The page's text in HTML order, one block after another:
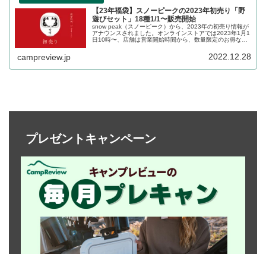
【23年福袋】スノーピークの2023年初売り「野
遊びセット」18種1/1〜販売開始
snow peak（スノーピーク）から、2023年の初売り情報が
アナウンスされました。オンラインストアでは2023年1月1
日10時〜、店舗は営業開始時間から、数量限定のお得な野
campreview.jp 2022.12.28
プレゼントキャンペーン